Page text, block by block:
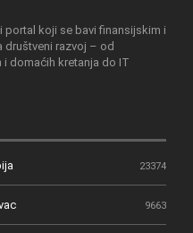
portal koji se bavi finansijskim i
društveni razvoj – od
domaćih kretanja do IT
23374
9663